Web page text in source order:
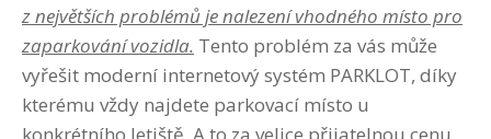
z největších problémů je nalezení vhodného místo pro
zaparkování vozidla. Tento problém za vás může
vyřešit moderní internetový systém PARKLOT, díky
kterému vždy najdete parkovací místo u
konkrétního letiště. A to za velice přijatelnou cenu.